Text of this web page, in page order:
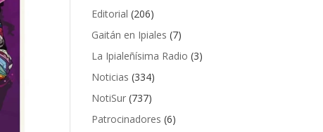
Editorial (206)
Gaitán en Ipiales (7)
La Ipialeñísima Radio (3)
Noticias (334)
NotiSur (737)
Patrocinadores (6)